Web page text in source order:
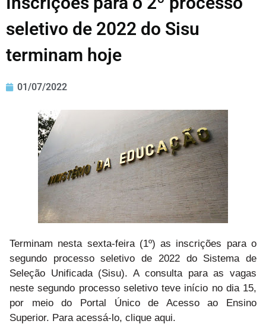
seletivo de 2022 do Sisu
terminam hoje
01/07/2022
Terminam nesta sexta-feira (1º) as inscrições para o
segundo processo seletivo de 2022 do Sistema de
Seleção Unificada (Sisu). A consulta para as vagas
neste segundo processo seletivo teve início no dia 15,
por meio do Portal Único de Acesso ao Ensino
Superior. Para acessá-lo, clique aqui.